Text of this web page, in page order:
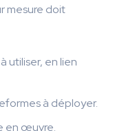
mesure doit
utiliser, en lien
à déployer.
en œuvre.